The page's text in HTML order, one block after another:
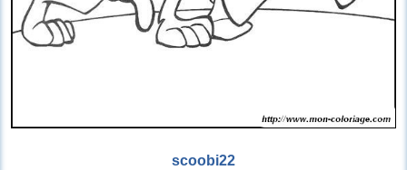
scoobi22